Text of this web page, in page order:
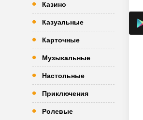
Казино
Казуальные
Карточные
Музыкальные
Настольные
Приключения
Ролевые